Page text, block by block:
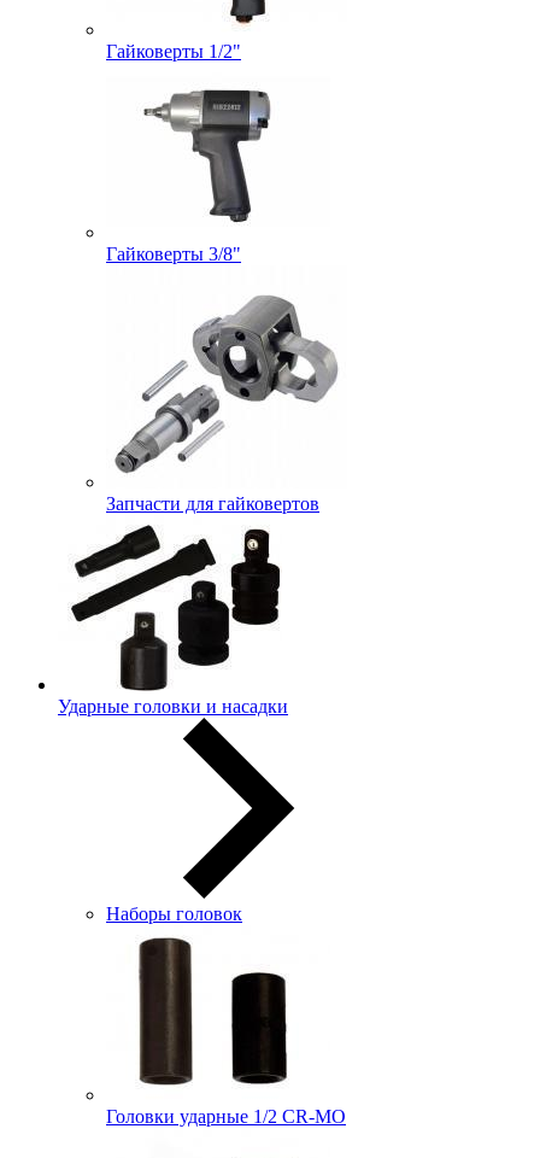
Гайковерты 1/2"
Гайковерты 3/8"
Запчасти для гайковертов
Ударные головки и насадки
Наборы головок
Головки ударные 1/2 CR-MO